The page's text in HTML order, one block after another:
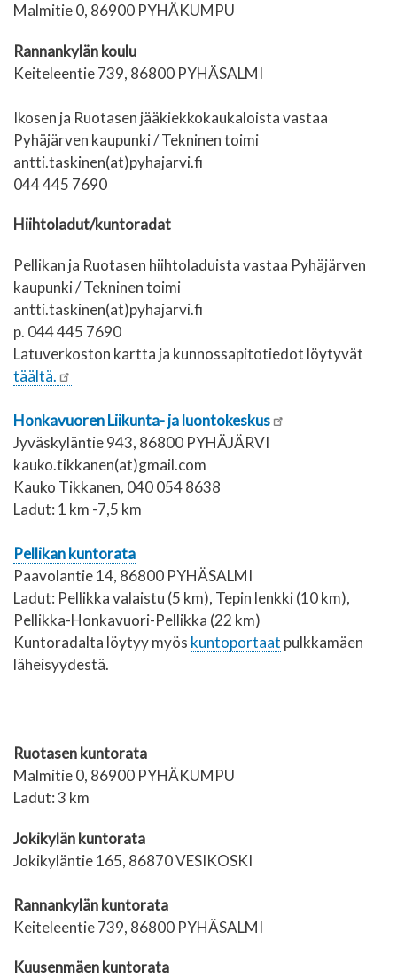
Malmitie 0, 86900 PYHÄKUMPU
Rannankylän koulu
Keiteleentie 739, 86800 PYHÄSALMI
Ikosen ja Ruotasen jääkiekkokaukaloista vastaa
Pyhäjärven kaupunki / Tekninen toimi
antti.taskinen(at)pyhajarvi.fi
044 445 7690
Hiihtoladut/kuntoradat
Pellikan ja Ruotasen hiihtoladuista vastaa Pyhäjärven
kaupunki / Tekninen toimi
antti.taskinen(at)pyhajarvi.fi
p. 044 445 7690
Latuverkoston kartta ja kunnossapitotiedot löytyvät
täältä.
Honkavuoren Liikunta- ja luontokeskus
Jyväskyläntie 943, 86800 PYHÄJÄRVI
kauko.tikkanen(at)gmail.com
Kauko Tikkanen, 040 054 8638
Ladut: 1 km -7,5 km
Pellikan kuntorata
Paavolantie 14, 86800 PYHÄSALMI
Ladut: Pellikka valaistu (5 km), Tepin lenkki (10 km),
Pellikka-Honkavuori-Pellikka (22 km)
Kuntoradalta löytyy myös kuntoportaat pulkkamäen
läheisyydestä.
Ruotasen kuntorata
Malmitie 0, 86900 PYHÄKUMPU
Ladut: 3 km
Jokikylän kuntorata
Jokikyläntie 165, 86870 VESIKOSKI
Rannankylän kuntorata
Keiteleentie 739, 86800 PYHÄSALMI
Kuusenmäen kuntorata